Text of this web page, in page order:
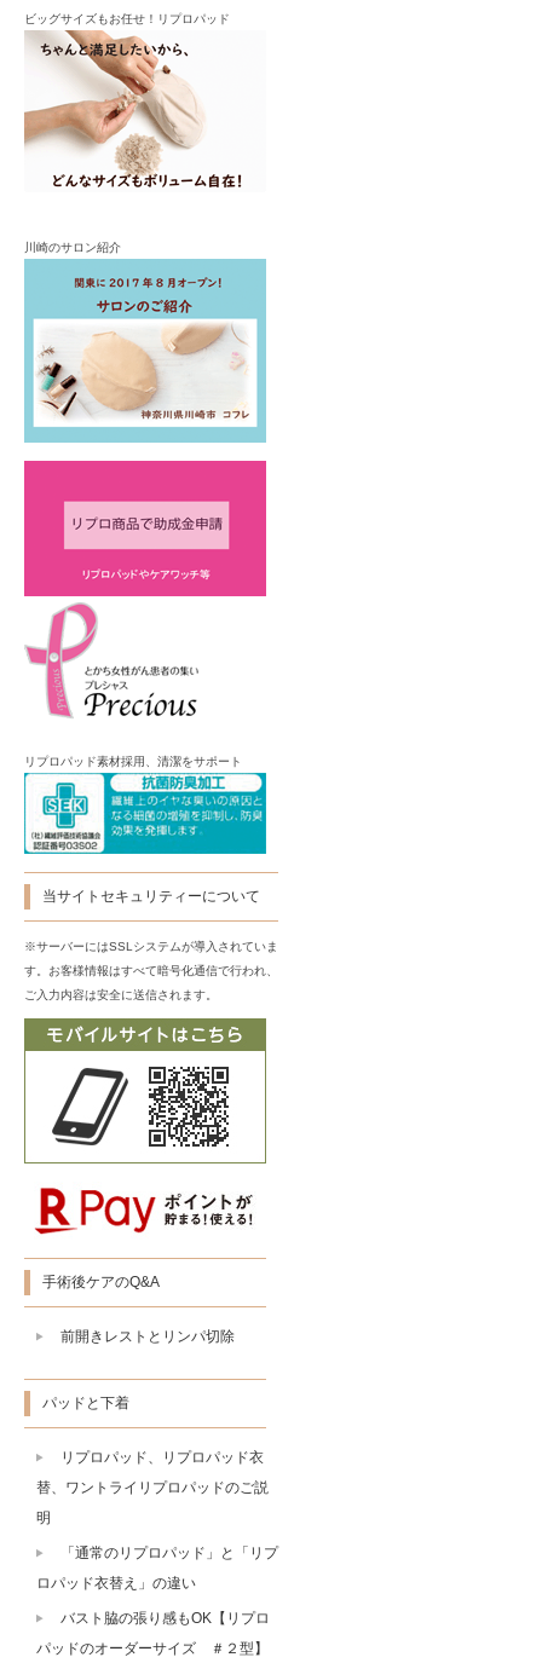
ビッグサイズもお任せ！リプロパッド
川崎のサロン紹介
リプロパッド素材採用、清潔をサポート
当サイトセキュリティーについて
※サーバーにはSSLシステムが導入されていま
す。お客様情報はすべて暗号化通信で行われ、
ご入力内容は安全に送信されます。
手術後ケアのQ&A
前開きレストとリンパ切除
パッドと下着
リプロパッド、リプロパッド衣
替、ワントライリプロパッドのご説
明
「通常のリプロパッド」と「リプ
ロパッド衣替え」の違い
バスト脇の張り感もOK【リプロ
パッドのオーダーサイズ ＃２型】